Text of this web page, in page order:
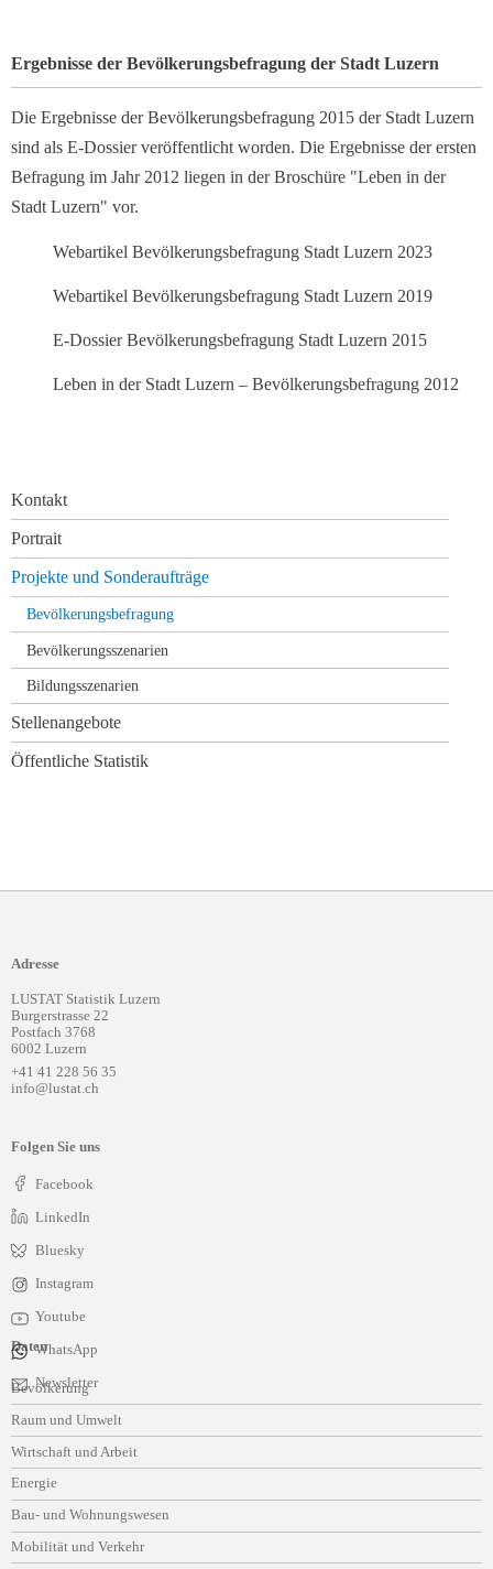
Ergebnisse der Bevölkerungsbefragung der Stadt Luzern
Die Ergebnisse der Bevölkerungsbefragung 2015 der Stadt Luzern
sind als E-Dossier veröffentlicht worden. Die Ergebnisse der ersten
Befragung im Jahr 2012 liegen in der Broschüre "Leben in der
Stadt Luzern" vor.
Webartikel Bevölkerungsbefragung Stadt Luzern 2023
Webartikel Bevölkerungsbefragung Stadt Luzern 2019
E-Dossier Bevölkerungsbefragung Stadt Luzern 2015
Leben in der Stadt Luzern – Bevölkerungsbefragung 2012
Navigation
überspringen
Kontakt
Portrait
Projekte und Sonderaufträge
Bevölkerungsbefragung
Bevölkerungsszenarien
Bildungsszenarien
Stellenangebote
Öffentliche Statistik
Adresse
LUSTAT Statistik Luzern
Burgerstrasse 22
Postfach 3768
6002 Luzern
+41 41 228 56 35
info@lustat.ch
Folgen Sie uns
Facebook
LinkedIn
Bluesky
Instagram
Youtube
WhatsApp
Newsletter
Daten
Navigation
überspringen
Bevölkerung
Raum und Umwelt
Wirtschaft und Arbeit
Energie
Bau- und Wohnungswesen
Mobilität und Verkehr